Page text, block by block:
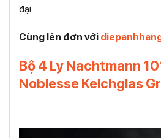
đại.
Cùng lên đơn với
Bộ 4 Ly Nachtmann
Noblesse Kelchglas